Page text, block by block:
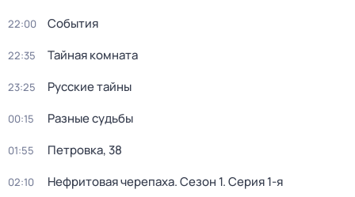
22:00 События
22:35 Тайная комната
23:25 Русские тайны
00:15 Разные судьбы
01:55 Петровка, 38
02:10 Нефритовая черепаха. Сезон 1. Серия 1-я